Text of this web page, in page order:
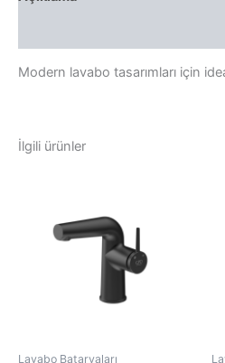
Modern lavabo tasarımları için
İlgili ürünler
Lavabo Bataryaları